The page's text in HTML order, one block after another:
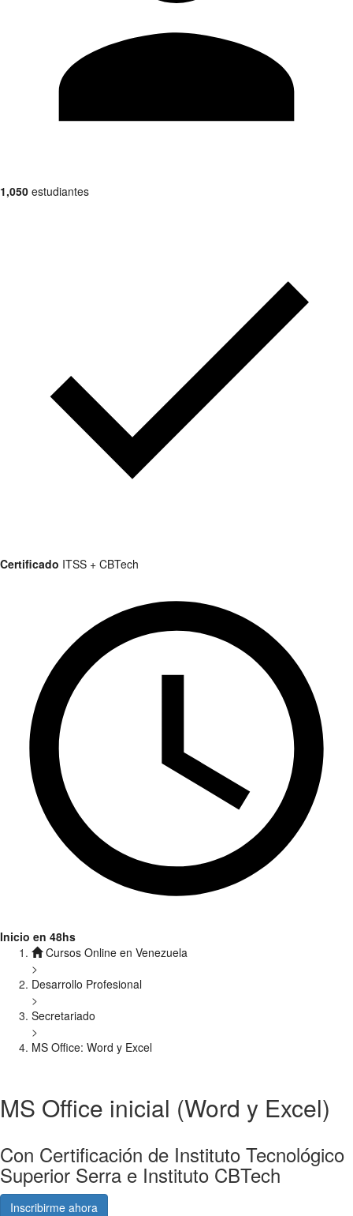
1,050 estudiantes
Certificado ITSS + CBTech
Inicio en 48hs
Cursos Online en Venezuela
>
Desarrollo Profesional
>
Secretariado
>
MS Office: Word y Excel
MS Office inicial (Word y Excel)
Con Certificación de Instituto Tecnológico
Superior Serra e Instituto CBTech
Inscribirme ahora